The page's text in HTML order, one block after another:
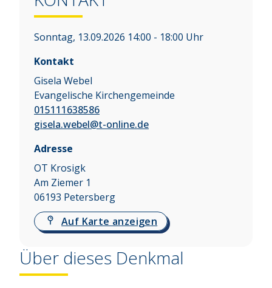
Sonntag, 13.09.2026 14:00 - 18:00 Uhr
Kontakt
Gisela Webel
Evangelische Kirchengemeinde
015111638586
gisela.webel@t-online.de
Adresse
OT Krosigk
Am Ziemer 1
06193 Petersberg
Auf Karte anzeigen
Über dieses Denkmal